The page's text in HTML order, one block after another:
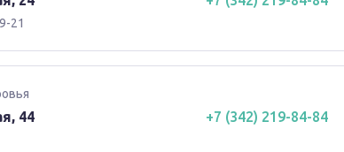
21
44 +7 (342) 219-84-84